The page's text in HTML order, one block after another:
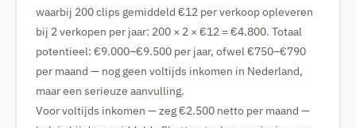
waarbij 200 clips gemiddeld €12 per verkoop opleveren
bij 2 verkopen per jaar: 200 × 2 × €12 = €4.800. Totaal
potentieel: €9.000–€9.500 per jaar, ofwel €750–€790
per maand — nog geen voltijds inkomen in Nederland,
maar een serieuze aanvulling.
Voor voltijds inkomen — zeg €2.500 netto per maand —